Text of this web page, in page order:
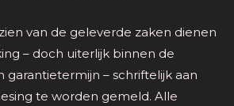
van de geleverde zaken dienen
– doch uiterlijk binnen de
– schriftelijk aan
te worden gemeld. Alle